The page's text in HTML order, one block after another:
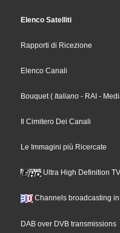
Elenco Satelliti
Rapporti di Ricezione
Elenco Canali
Bouquet( Italiano - RAI -
Il Cimitero Dei Canali
Le Immagini più Ricercate
Ultra High Definition
Channels broadcasting
DAB over DVB transmissions